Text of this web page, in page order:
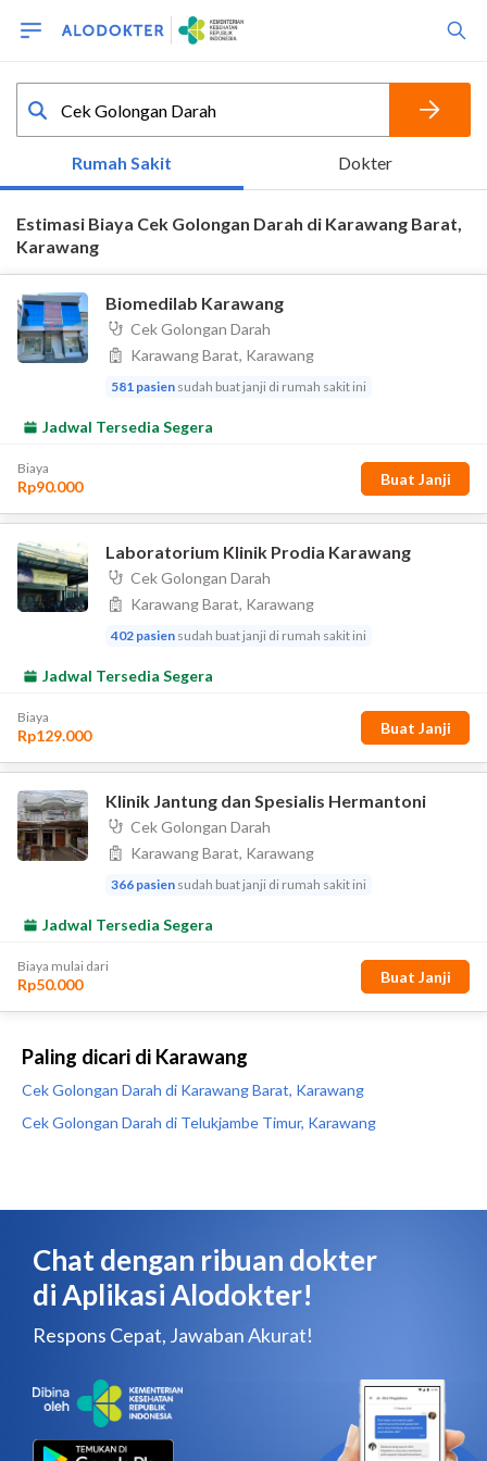
Paling dicari di Karawang
Cek Golongan Darah di Karawang Barat, Karawang
Cek Golongan Darah di Telukjambe Timur, Karawang